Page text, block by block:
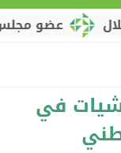
عضو مجلس
في